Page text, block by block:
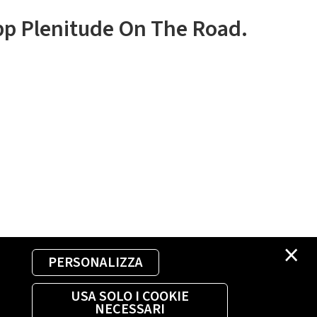
×
PERSONALIZZA
USA SOLO I COOKIE
NECESSARI
Plenitude On The Road.